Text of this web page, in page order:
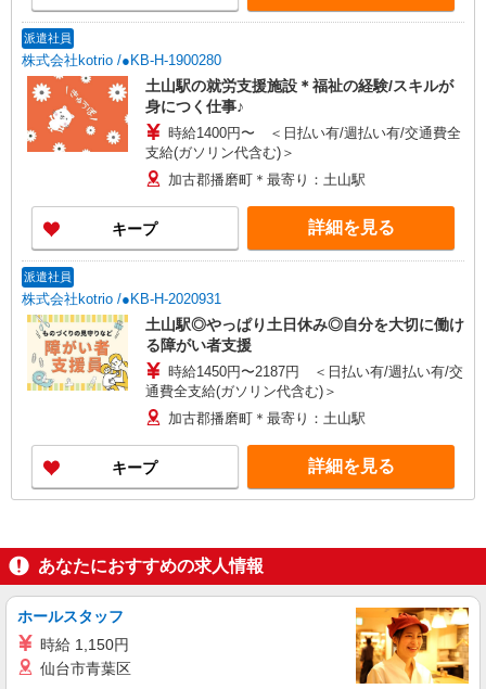
派遣社員
株式会社kotrio /●KB-H-1900280
土山駅の就労支援施設＊福祉の経験/スキルが
身につく仕事♪
時給1400円〜 ＜日払い有/週払い有/交通費全
支給(ガソリン代含む)＞
加古郡播磨町＊最寄り：土山駅
キープ 詳細を見る
派遣社員
株式会社kotrio /●KB-H-2020931
土山駅◎やっぱり土日休み◎自分を大切に働け
る障がい者支援
時給1450円〜2187円 ＜日払い有/週払い有/交
通費全支給(ガソリン代含む)＞
加古郡播磨町＊最寄り：土山駅
キープ 詳細を見る
あなたにおすすめの求人情報
ホールスタッフ
時給 1,150円
仙台市青葉区